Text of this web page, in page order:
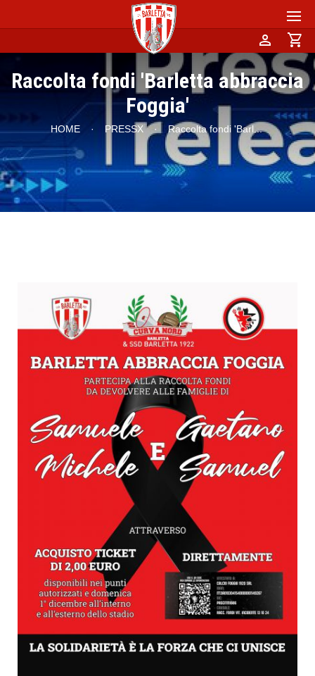
person shopping_cart
Raccolta fondi 'Barletta abbraccia
Foggia'
HOME · PRESSX · Raccolta fondi 'Barl ...